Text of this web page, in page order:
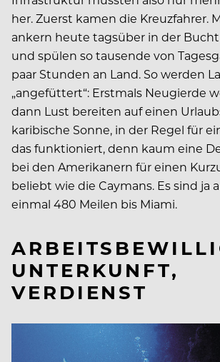
her. Zuerst kamen die Kreuzfahrer.
ankern heute tagsüber in der
und spülen so tausende von
paar Stunden an Land. So werden
„angefüttert“: Erstmals Neugierde
dann Lust bereiten auf einen
karibische Sonne, in der Regel für
das funktioniert, denn kaum eine
bei den Amerikanern für einen
beliebt wie die Caymans. Es sind ja
einmal 480 Meilen bis Miami.
UNTERKUNFT,
VERDIENST